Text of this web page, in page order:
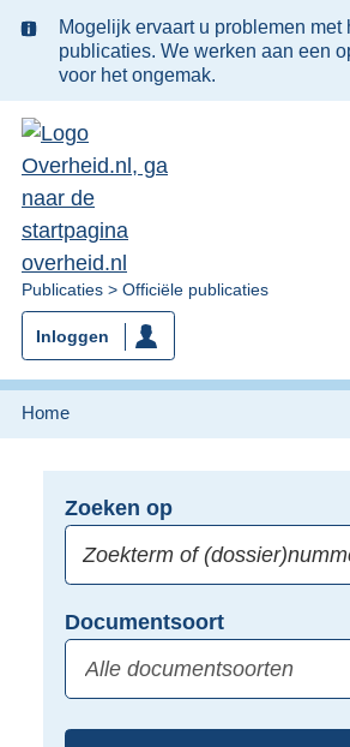
Ter
informatie:
Mogelijk ervaart u problemen met
publicaties. We werken aan een
voor het ongemak.
U
bent
nu
hier:
Publicaties Officiële publicaties
Inloggen
Home
Opnieuw
zoeken:
Zoeken op
of
(dossier)nummer
hier
uw
zoekterm
of
Documentsoort
Gebruik